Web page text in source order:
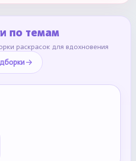
по темам
раскрасок для вдохновения